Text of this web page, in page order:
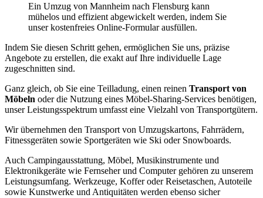
Ein Umzug von Mannheim nach Flensburg kann
mühelos und effizient abgewickelt werden, indem Sie
unser kostenfreies Online-Formular ausfüllen.
Indem Sie diesen Schritt gehen, ermöglichen Sie uns, präzise
Angebote zu erstellen, die exakt auf Ihre individuelle Lage
zugeschnitten sind.
Ganz gleich, ob Sie eine Teilladung, einen reinen Transport von
Möbeln oder die Nutzung eines Möbel-Sharing-Services benötigen,
unser Leistungsspektrum umfasst eine Vielzahl von Transportgütern.
Wir übernehmen den Transport von Umzugskartons, Fahrrädern,
Fitnessgeräten sowie Sportgeräten wie Ski oder Snowboards.
Auch Campingausstattung, Möbel, Musikinstrumente und
Elektronikgeräte wie Fernseher und Computer gehören zu unserem
Leistungsumfang. Werkzeuge, Koffer oder Reisetaschen, Autoteile
sowie Kunstwerke und Antiquitäten werden ebenso sicher